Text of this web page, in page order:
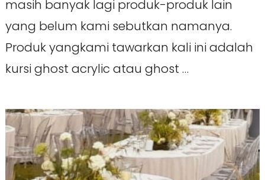
masih banyak lagi produk-produk lain
yang belum kami sebutkan namanya.
Produk yangkami tawarkan kali ini adalah
kursi ghost acrylic atau ghost …